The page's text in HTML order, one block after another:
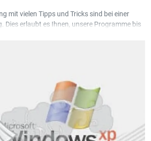
mit vielen Tipps und Tricks sind bei einer
Dies erlaubt es Ihnen, unsere Programme bis